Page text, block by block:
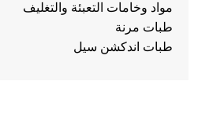
مواد وخامات التعبئة والتغليف
طبات مرنة
طبات اندكشن سيل